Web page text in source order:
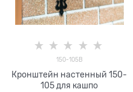
150-105B
Кронштейн настенный 150-
105 для кашпо